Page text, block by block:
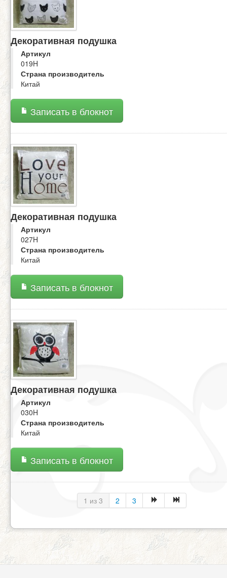
Декоративная подушка
Артикул
019H
Страна производитель
Китай
Записать в блокнот
Декоративная подушка
Артикул
027H
Страна производитель
Китай
Записать в блокнот
Декоративная подушка
Артикул
030H
Страна производитель
Китай
Записать в блокнот
1 из 3 2 3